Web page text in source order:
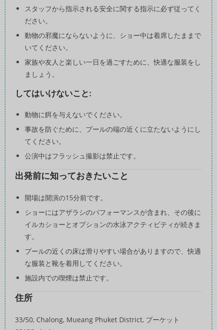
スタッフから指示される安全に関する指示に必ず従ってく
ださい。
動物の邪魔にならないように、ショー中は着席したままで
いてください。
家族や友人と楽しい一日を過ごすために、快適な服装をし
ましょう。
してはいけないこと:
動物に餌を与えないでください。
事故を防ぐために、プールの端の近くに立たないようにし
てください。
公演中はフラッシュ撮影は禁止です。
出発前に知っておきたいこと
開場は開演の15分前です。
ショーにはアザラシのパフォーマンスが含まれ、その後に
イルカショーとオプションの水泳アクティビティが続きま
す。
プールの近くの床は滑りやすい場合がありますので、快適
な服装と靴を着用してください。
施設内での喫煙は禁止です。
住所
33/50, Chalong, Mueang Phuket District, プーケット